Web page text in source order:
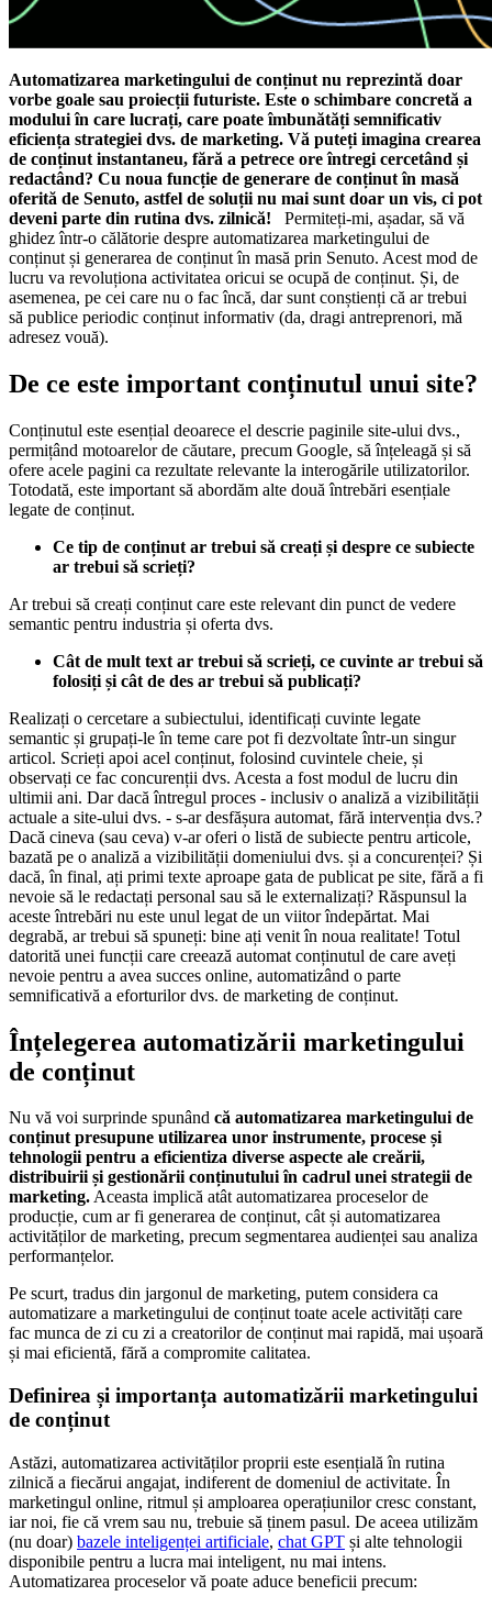
Automatizarea marketingului de conținut nu reprezintă doar
vorbe goale sau proiecții futuriste. Este o schimbare concretă a
modului în care lucrați, care poate îmbunătăți semnificativ
eficiența strategiei dvs. de marketing. Vă puteți imagina crearea
de conținut instantaneu, fără a petrece ore întregi cercetând și
redactând? Cu noua funcție de generare de conținut în masă
oferită de Senuto, astfel de soluții nu mai sunt doar un vis, ci pot
deveni parte din rutina dvs. zilnică! Permiteți-mi, așadar, să vă
ghidez într-o călătorie despre automatizarea marketingului de
conținut și generarea de conținut în masă prin Senuto. Acest mod de
lucru va revoluționa activitatea oricui se ocupă de conținut. Și, de
asemenea, pe cei care nu o fac încă, dar sunt conștienți că ar trebui
să publice periodic conținut informativ (da, dragi antreprenori, mă
adresez vouă).
De ce este important conținutul unui site?
Conținutul este esențial deoarece el descrie paginile site-ului dvs.,
permițând motoarelor de căutare, precum Google, să înțeleagă și să
ofere acele pagini ca rezultate relevante la interogările utilizatorilor.
Totodată, este important să abordăm alte două întrebări esențiale
legate de conținut.
Ce tip de conținut ar trebui să creați și despre ce subiecte
ar trebui să scrieți?
Ar trebui să creați conținut care este relevant din punct de vedere
semantic pentru industria și oferta dvs.
Cât de mult text ar trebui să scrieți, ce cuvinte ar trebui să
folosiți și cât de des ar trebui să publicați?
Realizați o cercetare a subiectului, identificați cuvinte legate
semantic și grupați-le în teme care pot fi dezvoltate într-un singur
articol. Scrieți apoi acel conținut, folosind cuvintele cheie, și
observați ce fac concurenții dvs. Acesta a fost modul de lucru din
ultimii ani. Dar dacă întregul proces - inclusiv o analiză a vizibilității
actuale a site-ului dvs. - s-ar desfășura automat, fără intervenția dvs.?
Dacă cineva (sau ceva) v-ar oferi o listă de subiecte pentru articole,
bazată pe o analiză a vizibilității domeniului dvs. și a concurenței? Și
dacă, în final, ați primi texte aproape gata de publicat pe site, fără a fi
nevoie să le redactați personal sau să le externalizați? Răspunsul la
aceste întrebări nu este unul legat de un viitor îndepărtat. Mai
degrabă, ar trebui să spuneți: bine ați venit în noua realitate! Totul
datorită unei funcții care creează automat conținutul de care aveți
nevoie pentru a avea succes online, automatizând o parte
semnificativă a eforturilor dvs. de marketing de conținut.
Înțelegerea automatizării marketingului
de conținut
Nu vă voi surprinde spunând că automatizarea marketingului de
conținut presupune utilizarea unor instrumente, procese și
tehnologii pentru a eficientiza diverse aspecte ale creării,
distribuirii și gestionării conținutului în cadrul unei strategii de
marketing.Aceasta implică atât automatizarea proceselor de
producție, cum ar fi generarea de conținut, cât și automatizarea
activităților de marketing, precum segmentarea audienței sau analiza
performanțelor.
Pe scurt, tradus din jargonul de marketing, putem considera ca
automatizare a marketingului de conținut toate acele activități care
fac munca de zi cu zi a creatorilor de conținut mai rapidă, mai ușoară
și mai eficientă, fără a compromite calitatea.
Definirea și importanța automatizării marketingului
de conținut
Astăzi, automatizarea activităților proprii este esențială în rutina
zilnică a fiecărui angajat, indiferent de domeniul de activitate. În
marketingul online, ritmul și amploarea operațiunilor cresc constant,
iar noi, fie că vrem sau nu, trebuie să ținem pasul. De aceea utilizăm
(nu doar) bazele inteligenței artificiale, chat GPT și alte tehnologii
disponibile pentru a lucra mai inteligent, nu mai intens.
Automatizarea proceselor vă poate aduce beneficii precum: